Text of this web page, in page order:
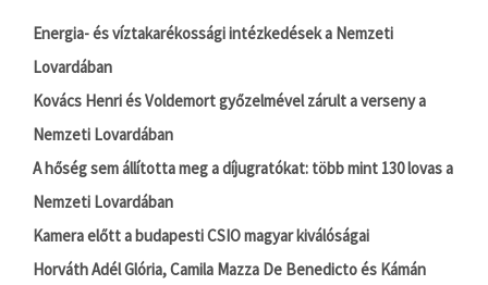
Energia- és víztakarékossági intézkedések a Nemzeti
Lovardában
Kovács Henri és Voldemort győzelmével zárult a verseny a
Nemzeti Lovardában
A hőség sem állította meg a díjugratókat: több mint 130 lovas a
Nemzeti Lovardában
Kamera előtt a budapesti CSIO magyar kiválóságai
Horváth Adél Glória, Camila Mazza De Benedicto és Kámán